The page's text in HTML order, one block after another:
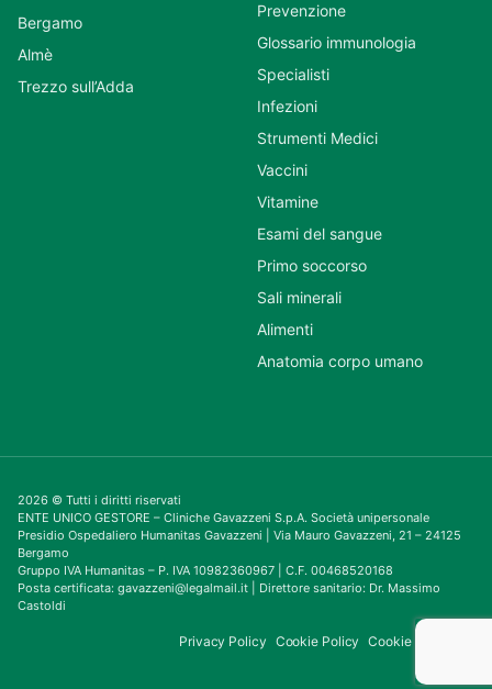
Bergamo
Almè
Trezzo sull’Adda
Prevenzione
Glossario immunologia
Specialisti
Infezioni
Strumenti Medici
Vaccini
Vitamine
Esami del sangue
Primo soccorso
Sali minerali
Alimenti
Anatomia corpo umano
2026 © Tutti i diritti riservati
ENTE UNICO GESTORE – Cliniche Gavazzeni S.p.A. Società unipersonale
Presidio Ospedaliero Humanitas Gavazzeni | Via Mauro Gavazzeni, 21 – 24125
Bergamo
Gruppo IVA Humanitas – P. IVA 10982360967 | C.F. 00468520168
Posta certificata: gavazzeni@legalmail.it | Direttore sanitario: Dr. Massimo
Castoldi
Privacy Policy Cookie Policy Cookie Consent